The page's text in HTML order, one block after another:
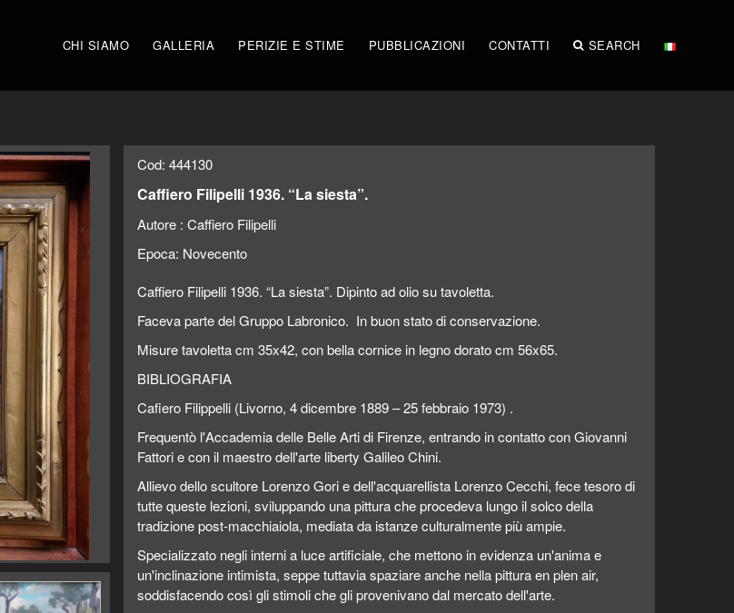
CHI SIAMO GALLERIA PERIZIE E STIME PUBBLICAZIONI CONTATTI SEARCH
Cod: 444130
Caffiero Filipelli 1936. “La siesta”.
Autore : Caffiero Filipelli
Epoca: Novecento
Caffiero Filipelli 1936. “La siesta”. Dipinto ad olio su tavoletta.
Faceva parte del Gruppo Labronico. In buon stato di conservazione.
Misure tavoletta cm 35x42, con bella cornice in legno dorato cm 56x65.
BIBLIOGRAFIA
Cafiero Filippelli (Livorno, 4 dicembre 1889 – 25 febbraio 1973) .
Frequentò l'Accademia delle Belle Arti di Firenze, entrando in contatto con Giovanni
Fattori e con il maestro dell'arte liberty Galileo Chini.
Allievo dello scultore Lorenzo Gori e dell'acquarellista Lorenzo Cecchi, fece tesoro di
tutte queste lezioni, sviluppando una pittura che procedeva lungo il solco della
tradizione post-macchiaiola, mediata da istanze culturalmente più ampie.
Specializzato negli interni a luce artificiale, che mettono in evidenza un'anima e
un'inclinazione intimista, seppe tuttavia spaziare anche nella pittura en plen air,
soddisfacendo così gli stimoli che gli provenivano dal mercato dell'arte.